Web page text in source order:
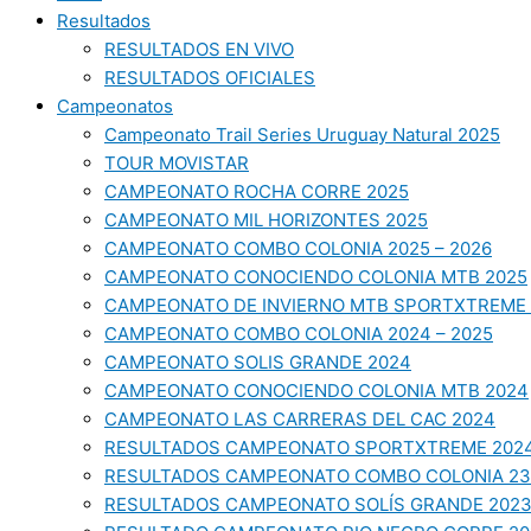
Resultados
RESULTADOS EN VIVO
RESULTADOS OFICIALES
Campeonatos
Campeonato Trail Series Uruguay Natural 2025
TOUR MOVISTAR
CAMPEONATO ROCHA CORRE 2025
CAMPEONATO MIL HORIZONTES 2025
CAMPEONATO COMBO COLONIA 2025 – 2026
CAMPEONATO CONOCIENDO COLONIA MTB 2025
CAMPEONATO DE INVIERNO MTB
CAMPEONATO COMBO COLONIA 2024 – 2025
CAMPEONATO SOLIS GRANDE 2024
CAMPEONATO CONOCIENDO COLONIA MTB 2024
CAMPEONATO LAS CARRERAS DEL CAC 2024
RESULTADOS CAMPEONATO SPORTXTREME
RESULTADOS CAMPEONATO COMBO COLONIA
RESULTADOS CAMPEONATO SOLÍS GRANDE 2023